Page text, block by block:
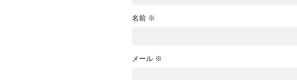
名前 ※
メール ※